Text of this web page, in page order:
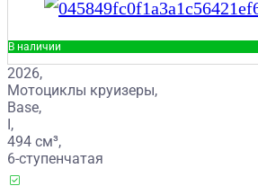
В наличии
2026,
Мотоциклы круизеры,
Base,
I,
494 см³,
6-ступенчатая